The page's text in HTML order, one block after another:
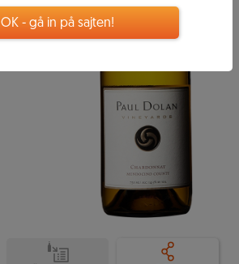
OK - gå in på sajten!